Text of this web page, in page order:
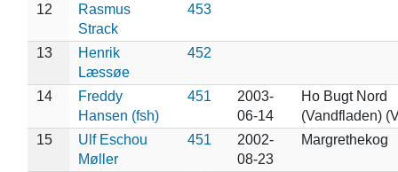
12
Rasmus
Strack
453
13
Henrik
Læssøe
452
14
Freddy
Hansen (fsh)
451
2003-
06-14
Ho Bugt Nord
(Vandfladen)
15
Ulf Eschou
Møller
451
2002-
08-23
Margrethekog